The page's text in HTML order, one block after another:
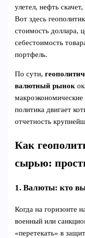
улетел, нефть
Вот здесь
стоимость доллара,
себестоимость
портфель.
По сути,
валютный рынок
макроэкономические
политика двигает
отчетность
Как
сырью:
1. Валюты: кто
Когда на горизонте
военный или
«перетекать» в